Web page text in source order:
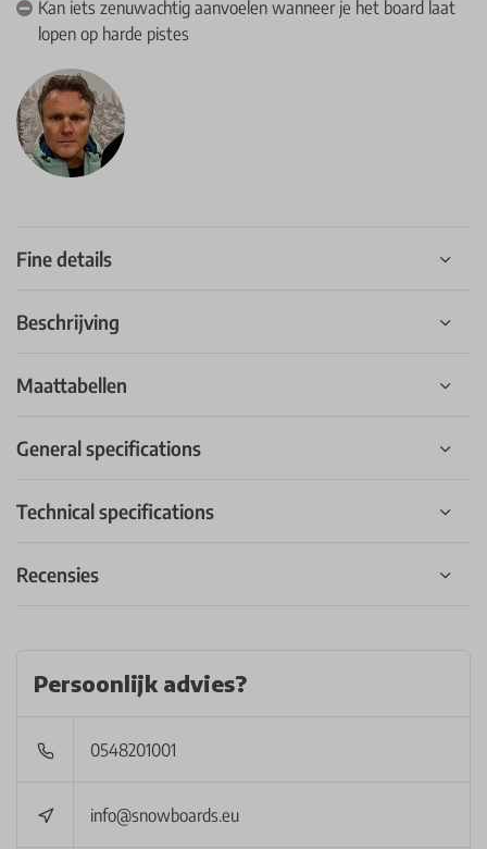
Kan iets zenuwachtig aanvoelen wanneer je het board laat
lopen op harde pistes
Fine details
Beschrijving
Maattabellen
General specifications
Technical specifications
Recensies
Persoonlijk advies?
0548201001
info@snowboards.eu